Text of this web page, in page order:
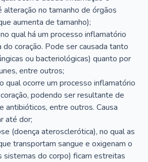
alteração no tamanho de órgãos
aumenta de tamanho);
qual há um processo inflamatório
do coração. Pode ser causada tanto
ou bacteriológicas) quanto por
entre outros;
qual ocorre um processo inflamatório
podendo ser resultante de
antibióticos, entre outros. Causa
até dor;
(doença aterosclerótica), no qual as
transportam sangue e oxigenam o
sistemas do corpo) ficam estreitas